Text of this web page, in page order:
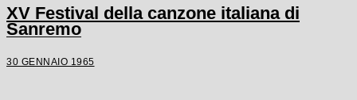
XV Festival della canzone italiana di
Sanremo
30 GENNAIO 1965